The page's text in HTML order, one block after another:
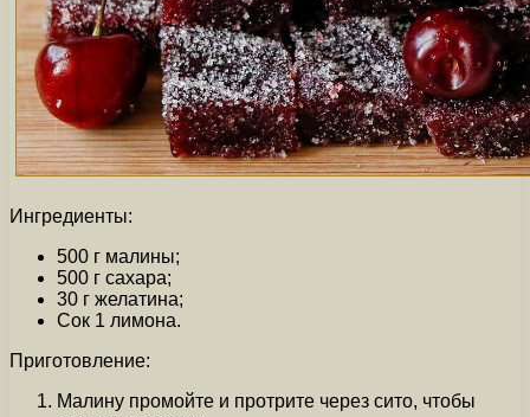
Ингредиенты:
500 г малины;
500 г сахара;
30 г желатина;
Сок 1 лимона.
Приготовление:
Малину промойте и протрите через сито, чтобы